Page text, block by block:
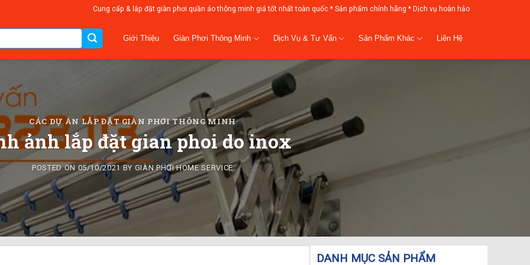
Cung cấp & lắp đặt giàn phơi quần áo thông minh giá tốt nhất toàn quốc * Sản phẩm chính hãng * Dịch vụ hoàn hảo
Giới Thiệu Giàn Phơi Thông Minh Dịch Vụ & Tư Vấn Sản Phẩm Khác Liên Hệ
CÁC DỰ ÁN LẮP ĐẶT GIÀN PHƠI THÔNG MINH
ảnh lắp đặt gian phoi do inox
POSTED ON 05/10/2021BY GIÀN PHƠI HOME SERVICE
DANH MỤC SẢN PHẨM